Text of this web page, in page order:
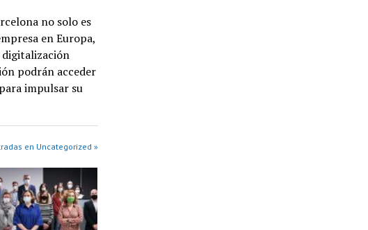
no solo es
en Europa,
podrán acceder
impulsar su
en Uncategorized »